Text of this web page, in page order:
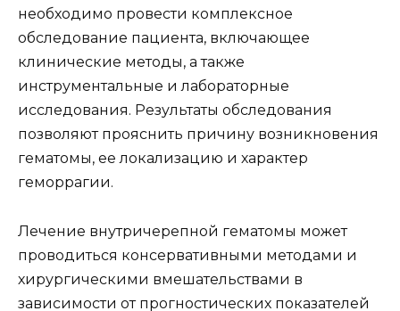
необходимо провести комплексное
обследование пациента, включающее
клинические методы, а также
инструментальные и лабораторные
исследования. Результаты обследования
позволяют прояснить причину возникновения
гематомы, ее локализацию и характер
геморрагии.
Лечение внутричерепной гематомы может
проводиться консервативными методами и
хирургическими вмешательствами в
зависимости от прогностических показателей